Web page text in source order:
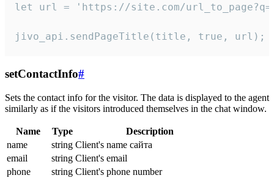
let url = 'https://site.com/
jivo_api.sendPageTitle(title, true, url);
setContactInfo#
Sets the contact info for the visitor. The data is displayed to the agent
similarly as if the visitors introduced themselves in the chat window.
Name Type
Description
name
string Client's name сайта
email
string Client's email
phone
string Client's phone number